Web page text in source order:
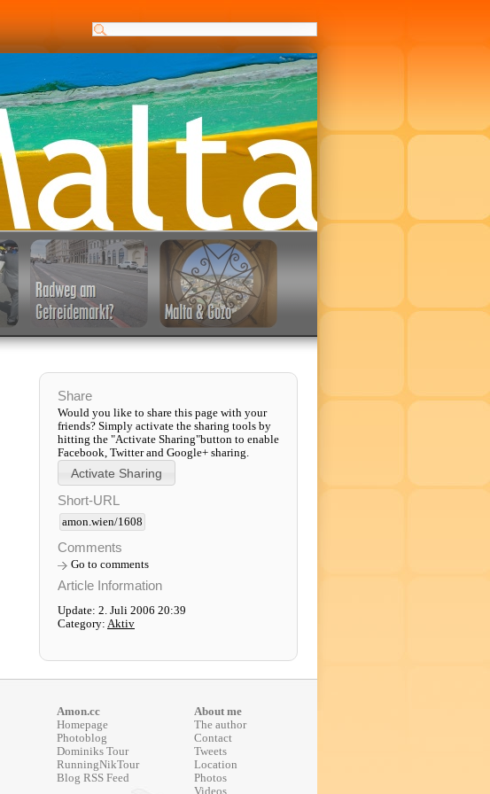
Share
Would you like to share this page with your
friends? Simply activate the sharing tools by
hitting the "Activate Sharing"button to enable
Facebook, Twitter and Google+ sharing.
Short-URL
amon.wien/1608
Comments
Go to comments
Article Information
Update: 2. Juli 2006 20:39
Category: Aktiv
Amon.cc
Homepage
Photoblog
Dominiks Tour
RunningNikTour
Blog RSS Feed
About me
The author
Contact
Tweets
Location
Photos
Videos